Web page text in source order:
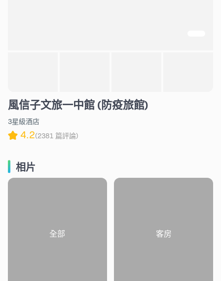
風信子文旅一中館 (防疫旅館)
3星級酒店
4.2(2381 篇評論)
相片
全部 客房